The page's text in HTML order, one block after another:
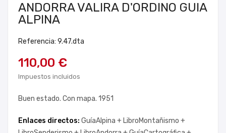
ANDORRA VALIRA D'ORDINO GUIA
ALPINA
Referencia: 9.47.dta
110,00 €
Impuestos incluidos
Buen estado. Con mapa. 1951
Enlaces directos: GuíaAlpina + LibroMontañismo +